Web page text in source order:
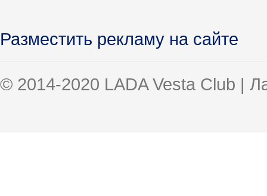
Разместить рекламу на сайте
© 2014-2020 LADA Vesta Club |